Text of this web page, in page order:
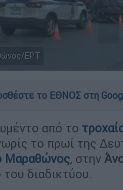
ΕΡΤ
το ΕΘΝΟΣ στη
από το
το πρωί της
Μαραθώνος, στην
διαδικτύου.